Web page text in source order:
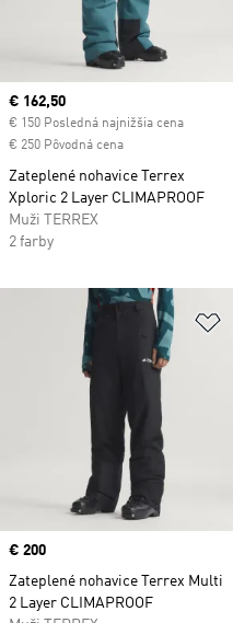
Current price
€ 162,50
€ 150 Posledná najnižšia cena
€ 250 Pôvodná cena
Zateplené nohavice Terrex
Xploric 2 Layer CLIMAPROOF
Muži TERREX
2 farby
Price
€ 200
Zateplené nohavice Terrex Multi
2 Layer CLIMAPROOF